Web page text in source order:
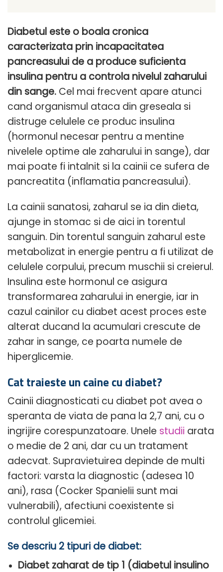
Diabetul este o boala cronica
caracterizata prin incapacitatea
pancreasului de a produce suficienta
insulina pentru a controla nivelul zaharului
din sange. Cel mai frecvent apare atunci
cand organismul ataca din greseala si
distruge celulele ce produc insulina
(hormonul necesar pentru a mentine
nivelele optime ale zaharului in sange), dar
mai poate fi intalnit si la cainii ce sufera de
pancreatita (inflamatia pancreasului).
La cainii sanatosi, zaharul se ia din dieta,
ajunge in stomac si de aici in torentul
sanguin. Din torentul sanguin zaharul este
metabolizat in energie pentru a fi utilizat de
celulele corpului, precum muschii si creierul.
Insulina este hormonul ce asigura
transformarea zaharului in energie, iar in
cazul cainilor cu diabet acest proces este
alterat ducand la acumulari crescute de
zahar in sange, ce poarta numele de
hiperglicemie.
Cat traieste un caine cu diabet?
Cainii diagnosticati cu diabet pot avea o
speranta de viata de pana la 2,7 ani, cu o
ingrijire corespunzatoare. Unele studii arata
o medie de 2 ani, dar cu un tratament
adecvat. Supravietuirea depinde de multi
factori: varsta la diagnostic (adesea 10
ani), rasa (Cocker Spanielii sunt mai
vulnerabili), afectiuni coexistente si
controlul glicemiei.
Se descriu 2 tipuri de diabet:
Diabet zaharat de tip 1 (diabetul insulino